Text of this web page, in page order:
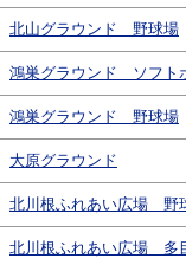
北山グラウンド 野球場
鴻巣グラウンド ソフト
鴻巣グラウンド 野球場
大原グラウンド
北川根ふれあい広場 野
北川根ふれあい広場 多